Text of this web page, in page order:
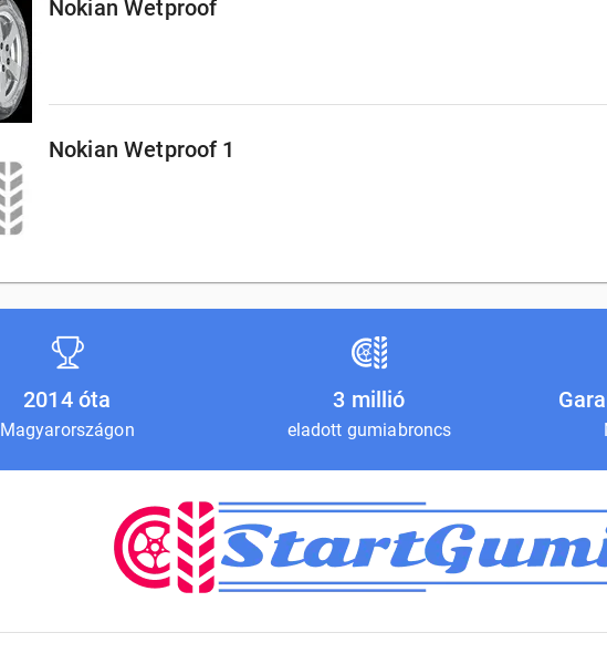
Nokian Wetproof
Nokian Wetproof 1
2014 óta
Magyarországon
3 millió
eladott gumiabroncs